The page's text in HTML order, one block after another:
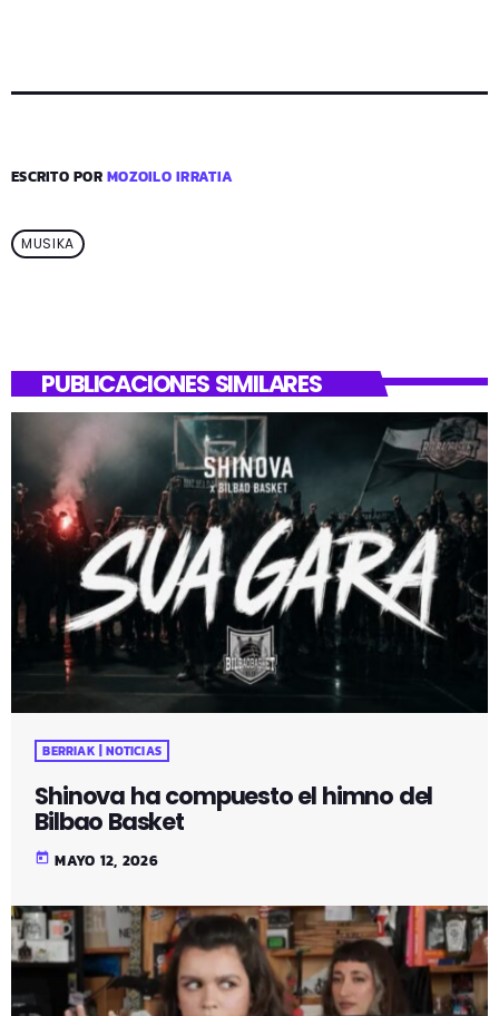
ESCRITO PORMOZOILO IRRATIA
MUSIKA
PUBLICACIONES SIMILARES
BERRIAK | NOTICIAS
Shinova ha compuesto el himno del
Bilbao Basket
today MAYO 12, 2026